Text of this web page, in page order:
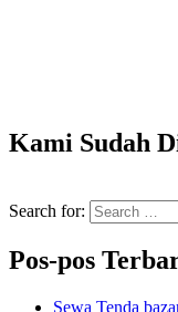
Kami Sudah
Search for:
Pos-pos
Sewa Tenda